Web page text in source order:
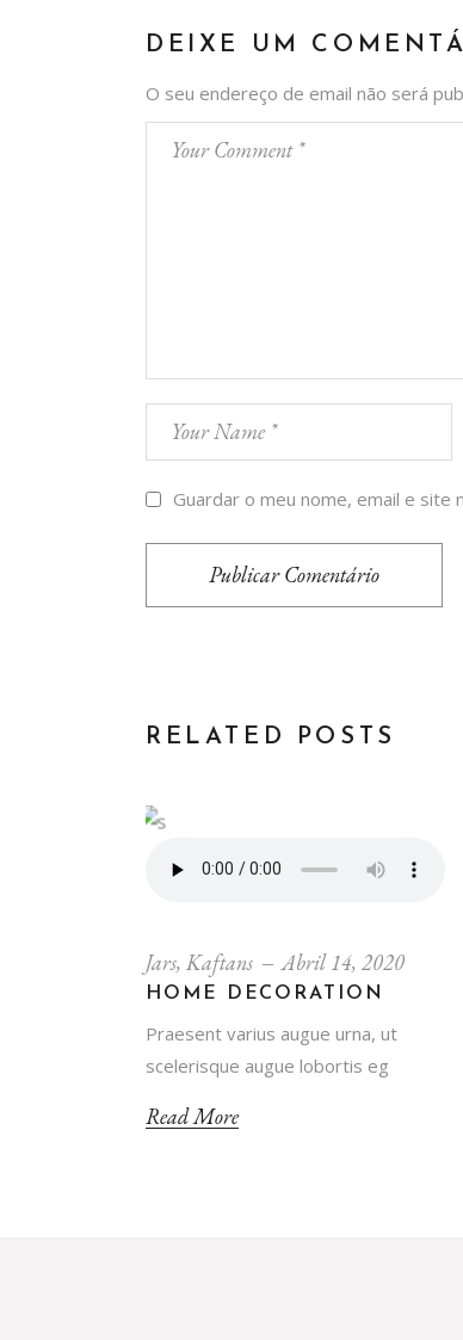
DEIXE UM
O seu endereço de email não será
Guardar o meu nome, email e
Publicar Comentário
RELATED POSTS
Jars, Kaftans Abril 14, 2020
HOME DECORATION
Praesent varius augue urna, ut
scelerisque augue lobortis eg
Read More